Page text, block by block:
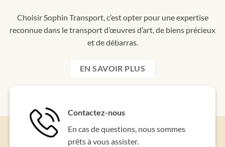
Choisir Sophin Transport, c’est opter pour une expertise
reconnue dans le transport d’œuvres d’art, de biens précieux
et de débarras.
EN SAVOIR PLUS
Contactez-nous
En cas de questions, nous sommes
prêts à vous assister.